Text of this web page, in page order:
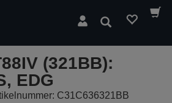
Suchen
(321BB):
EDG
C31C636321BB